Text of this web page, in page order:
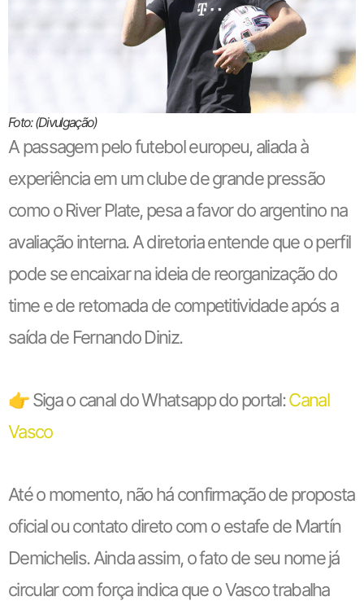
Foto: (Divulgação)
A passagem pelo futebol europeu, aliada à
experiência em um clube de grande pressão
como o River Plate, pesa a favor do argentino na
avaliação interna. A diretoria entende que o perfil
pode se encaixar na ideia de reorganização do
time e de retomada de competitividade após a
saída de Fernando Diniz.
👉 Siga o canal do Whatsapp do portal:Canal
Vasco
Até o momento, não há confirmação de proposta
oficial ou contato direto com o estafe de Martín
Demichelis. Ainda assim, o fato de seu nome já
circular com força indica que o Vasco trabalha